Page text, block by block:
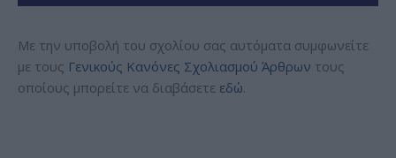
Με την υποβολή του σχολίου σας αυτόματα συμφωνείτε
με τους Γενικούς Κανόνες Σχολιασμού Άρθρων τους
οποίους μπορείτε να διαβάσετε εδώ.